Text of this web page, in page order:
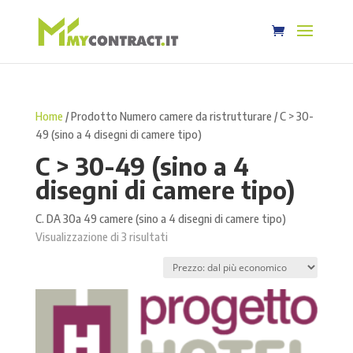
Home / Prodotto Numero camere da ristrutturare / C > 30-
49 (sino a 4 disegni di camere tipo)
C > 30-49 (sino a 4
disegni di camere tipo)
C. DA 30a 49 camere (sino a 4 disegni di camere tipo)
Visualizzazione di 3 risultatiPrezzo:
più